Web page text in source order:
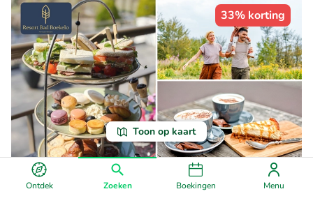
Ontdek Zoeken Boekingen Menu
Toon op kaart
33% korting
Franse high tea (2 uur) of warme drank +